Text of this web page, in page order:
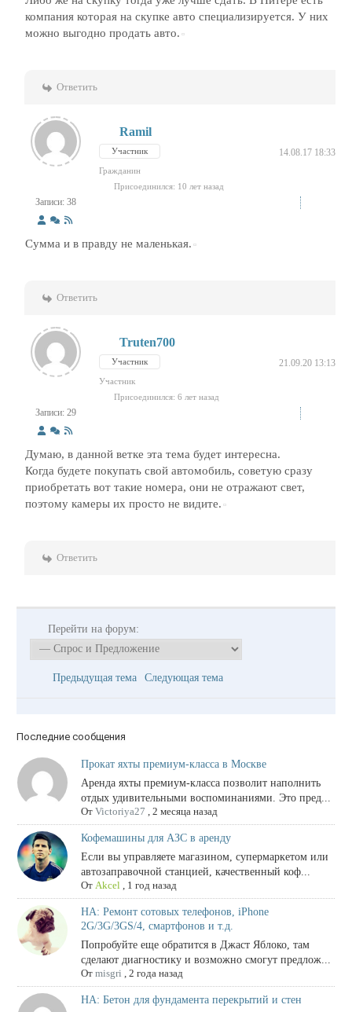
компания которая на скупке авто специализируется. У них
можно выгодно продать авто.
Ответить
Записи: 38
Ramil
Участник 14.08.17 18:33
Гражданин
Присоединился: 10 лет назад
Сумма и в правду не маленькая.
Ответить
Записи: 29
Truten700
Участник 21.09.20 13:13
Участник
Присоединился: 6 лет назад
Думаю, в данной ветке эта тема будет интересна.
Когда будете покупать свой автомобиль, советую сразу
приобретать вот такие номера, они не отражают свет,
поэтому камеры их просто не видите.
Ответить
Перейти на форум:
Предыдущая тема Следующая тема
Последние сообщения
Прокат яхты премиум-класса в Москве
Аренда яхты премиум-класса позволит наполнить
отдых удивительными воспоминаниями. Это пред...
От Victoriya27 , 2 месяца назад
Кофемашины для АЗС в аренду
Если вы управляете магазином, супермаркетом или
автозаправочной станцией, качественный коф...
От Akcel, 1 год назад
НА: Ремонт сотовых телефонов, iPhone
2G/3G/3GS/4, смартфонов и т.д.
Попробуйте еще обратится в Джаст Яблоко, там
сделают диагностику и возможно смогут предлож...
От misgri , 2 года назад
НА: Бетон для фундамента перекрытий и стен